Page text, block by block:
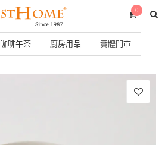
0
咖啡午茶 廚房用品 實體門市